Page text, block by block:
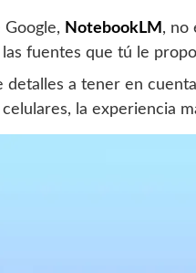
Google, NotebookLM , no
fuentes que tú le
detalles a tener en
la experiencia